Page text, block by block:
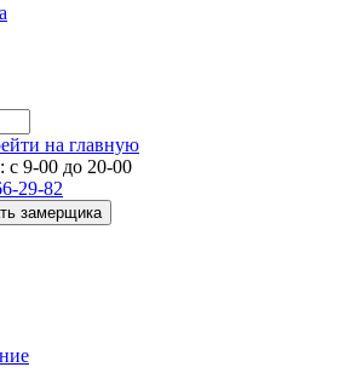
9-00 до 20-00
29-82
замерщика